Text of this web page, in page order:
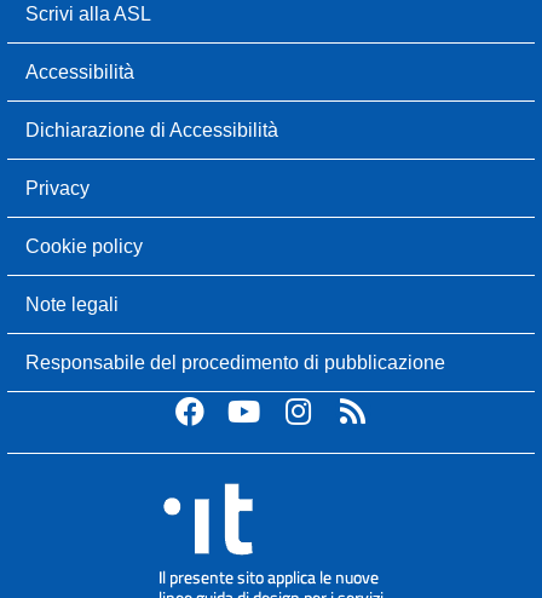
Scrivi alla ASL
Accessibilità
Dichiarazione di Accessibilità
Privacy
Cookie policy
Note legali
Responsabile del procedimento di pubblicazione